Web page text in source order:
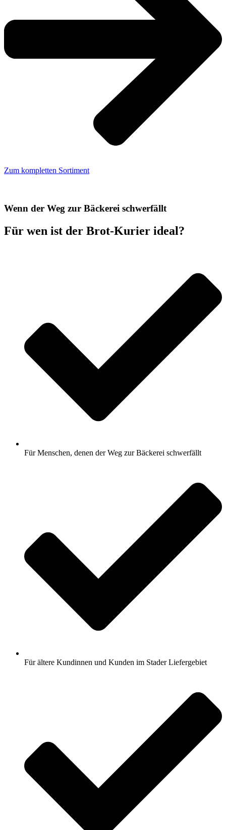
Zum kompletten Sortiment
Wenn der Weg zur Bäckerei schwerfällt
Für wen ist der Brot-Kurier ideal?
Für Menschen, denen der Weg zur Bäckerei schwerfällt
Für ältere Kundinnen und Kunden im Stader Liefergebiet